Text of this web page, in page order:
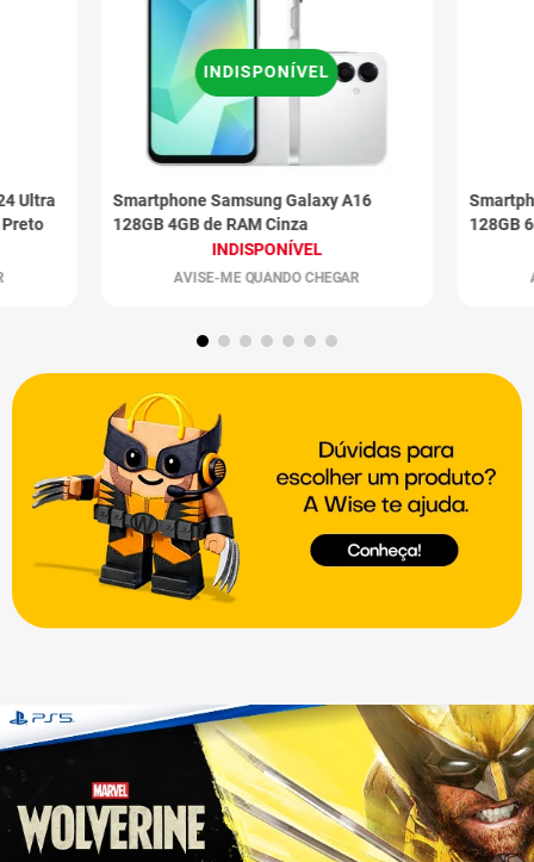
Ultra
Preto
Smartphone Samsung Galaxy A16
128GB 4GB de RAM Cinza
INDISPONÍVEL
AVISE-ME QUANDO CHEGAR
INDISPONÍVEL
128GB